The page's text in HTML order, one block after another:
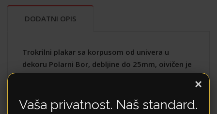
DODATNI OPIS
Trokrilni plakar sa korpusom od univera u
dekoru Polarni Bor, debljine do 25mm, oivičen je
stilski dizajniranim lajsnama od medijapana.
presvučeni su visokokvalitetnom folijom u mat
×
Vaša privatnost. Naš standard.